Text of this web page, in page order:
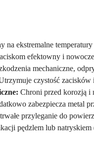
na ekstremalne
efektowny i
mechaniczne,
czystość zacisków
Chroni przed korozją i
zabezpiecza metal
przyleganie do
pędzlem lub